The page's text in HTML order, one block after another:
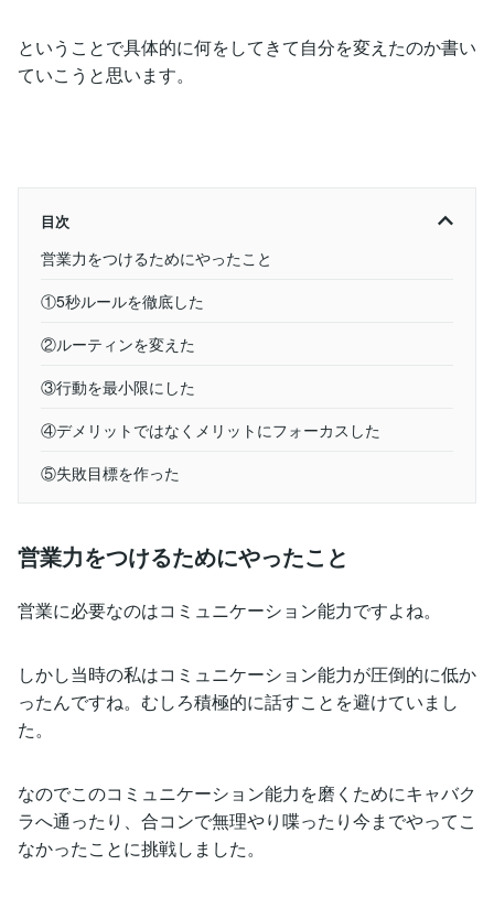
ということで具体的に何をしてきて自分を変えたのか書い
ていこうと思います。
目次
営業力をつけるためにやったこと
①5秒ルールを徹底した
②ルーティンを変えた
③行動を最小限にした
④デメリットではなくメリットにフォーカスした
⑤失敗目標を作った
営業力をつけるためにやったこと
営業に必要なのはコミュニケーション能力ですよね。
しかし当時の私はコミュニケーション能力が圧倒的に低か
ったんですね。むしろ積極的に話すことを避けていまし
た。
なのでこのコミュニケーション能力を磨くためにキャバク
ラへ通ったり、合コンで無理やり喋ったり今までやってこ
なかったことに挑戦しました。